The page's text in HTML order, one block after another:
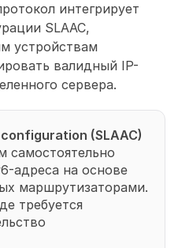
интегрирует
SLAAC,
устройствам
валидный IP-
сервера.
(SLAAC)
самостоятельно
адреса на основе
маршрутизаторами.
требуется